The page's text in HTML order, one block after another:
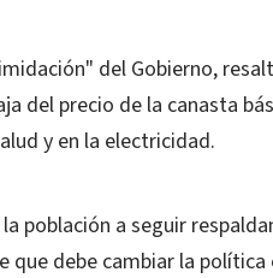
del Gobierno,
del precio de la canasta
y en la electricidad.
población a seguir
que debe cambiar la